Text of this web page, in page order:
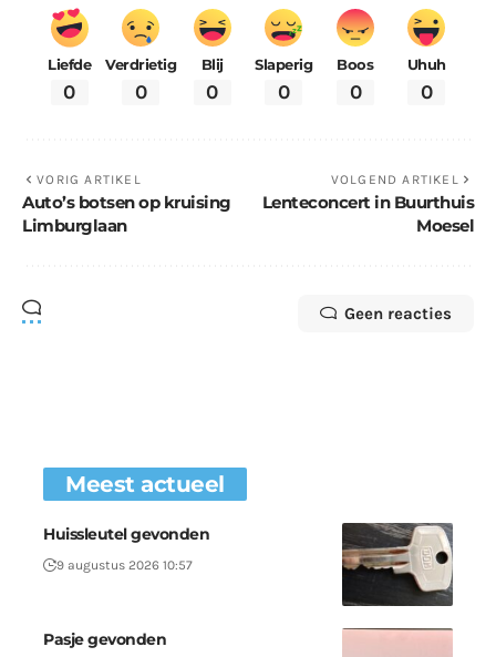
Liefde
0
Verdrietig
0
Blij
0
Slaperig
0
Boos
0
Uhuh
0
VORIG ARTIKEL
Auto’s botsen op kruising
Limburglaan
VOLGEND ARTIKEL
Lenteconcert in Buurthuis
Moesel
Geen reacties
Meest actueel
Huissleutel gevonden
9 augustus 2026 10:57
Pasje gevonden